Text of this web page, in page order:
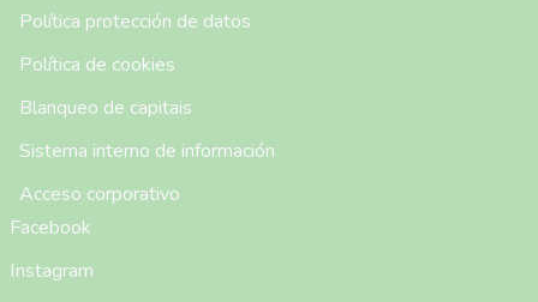
Política protección de datos
Política de cookies
Blanqueo de capitais
Sistema interno de información
Acceso corporativo
Facebook
Instagram